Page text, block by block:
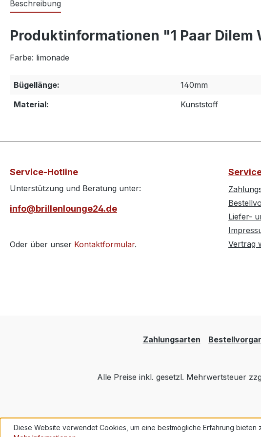
Beschreibung
Produktinformationen "1 Paar Dilem
Farbe: limonade
Bügellänge:
140mm
Material:
Kunststoff
Service-Hotline
Unterstützung und Beratung unter:
info@brillenlounge24.de
Oder über unser Kontaktformular.
Liefer-
Vertrag
Zahlungsarten
Alle Preise inkl. gesetzl. Mehrwertsteuer
Diese Website verwendet Cookies, um eine bestmögliche Erfahrung bieten